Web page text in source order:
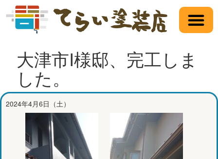
大津市I様邸、完工しま
した。
2024年4月6日（土）